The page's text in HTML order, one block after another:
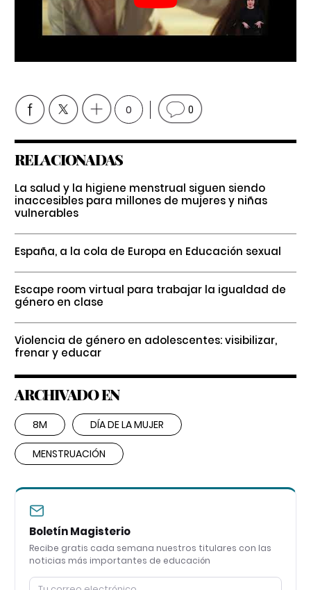
0 0
RELACIONADAS
La salud y la higiene menstrual siguen siendo
inaccesibles para millones de mujeres y niñas
vulnerables
España, a la cola de Europa en Educación sexual
Escape room virtual para trabajar la igualdad de
género en clase
Violencia de género en adolescentes: visibilizar,
frenar y educar
ARCHIVADO EN
8M DÍA DE LA MUJER
MENSTRUACIÓN
Boletín Magisterio
Recibe gratis cada semana nuestros titulares con las
noticias más importantes de educación